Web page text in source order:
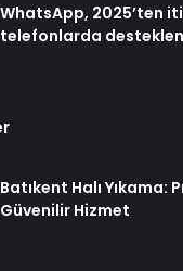
WhatsApp, 2025’ten
telefonlarda
Batıkent Halı Yıkama:
Güvenilir Hizmet